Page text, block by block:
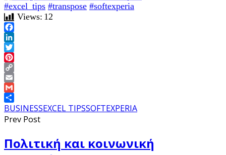
#excel_tips #transpose #softexperia
Views: 12
Facebook
LinkedIn
Twitter
Pinterest
Copy
Link
Email
Gmail
Share
BUSINESSEXCEL TIPSSOFTEXPERIA
Prev Post
Πολιτική και κοινωνική